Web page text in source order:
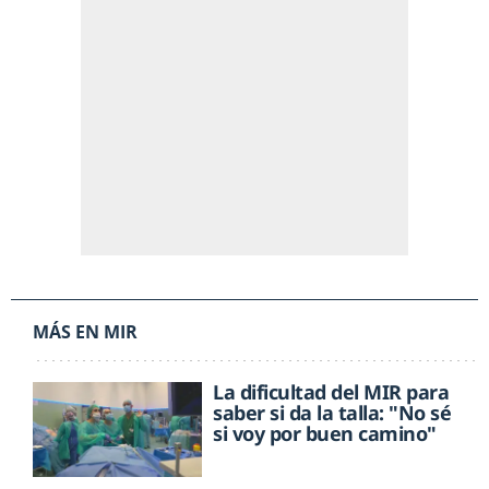
MÁS EN MIR
La dificultad del MIR para
saber si da la talla: "No sé
si voy por buen camino"